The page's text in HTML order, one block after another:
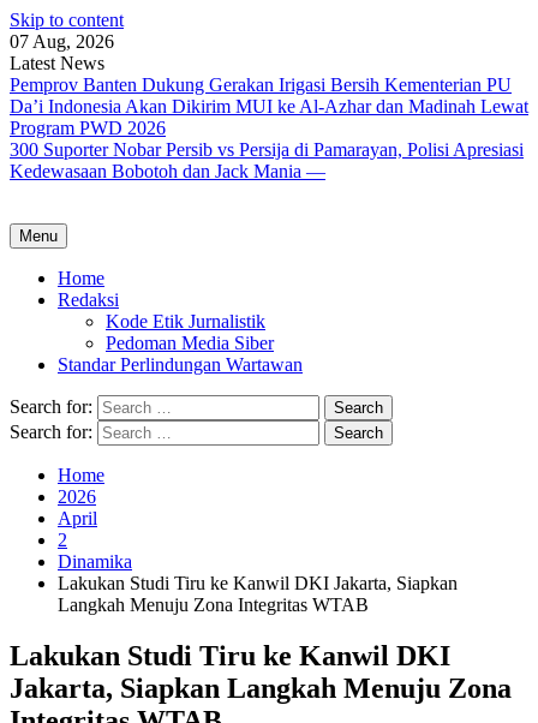
Skip to content
07 Aug, 2026
Latest News
Pemprov Banten Dukung Gerakan Irigasi Bersih Kementerian PU
Da’i Indonesia Akan Dikirim MUI ke Al-Azhar dan Madinah Lewat
Program PWD 2026
300 Suporter Nobar Persib vs Persija di Pamarayan, Polisi Apresiasi
Kedewasaan Bobotoh dan Jack Mania —
Menu
Home
Redaksi
Kode Etik Jurnalistik
Pedoman Media Siber
Standar Perlindungan Wartawan
Search for:
Search for:
Home
2026
April
2
Dinamika
Lakukan Studi Tiru ke Kanwil DKI Jakarta, Siapkan
Langkah Menuju Zona Integritas WTAB
Lakukan Studi Tiru ke Kanwil DKI
Jakarta, Siapkan Langkah Menuju Zona